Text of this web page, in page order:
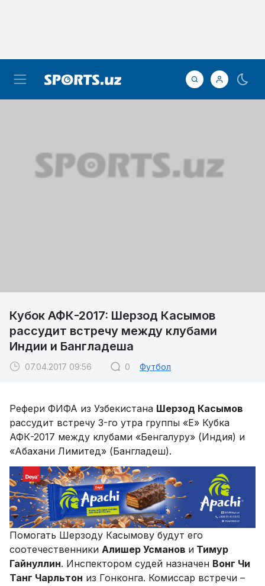
Кубок АФК-2017: Шерзод Касымов
рассудит встречу между клубами
Индии и Бангладеша
07.04.2017 09:56 0 Футбол
Рефери ФИФА из Узбекистана Шерзод Касымов
рассудит встречу 3-го утра группы «Е» Кубка
АФК-2017 между клубами «Бенгалуру» (Индия) и
«Абахани Лимитед» (Бангладеш).
Помогать Шерзоду Касымову будут его
соотечественники Алишер Усманов и Тимур
Гайнуллин. Инспектором судей назначен Вонг Чи
Танг Чарльтон из Гонконга. Комиссар встречи –